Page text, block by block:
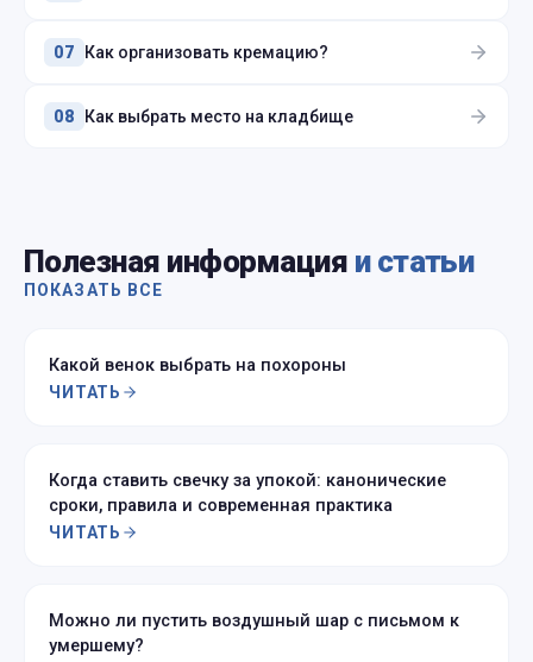
07 Как организовать кремацию?
08 Как выбрать место на кладбище
Полезная информация и статьи
ПОКАЗАТЬ ВСЕ
Какой венок выбрать на похороны
ЧИТАТЬ
Когда ставить свечку за упокой: канонические
сроки, правила и современная практика
ЧИТАТЬ
Можно ли пустить воздушный шар с письмом к
умершему?